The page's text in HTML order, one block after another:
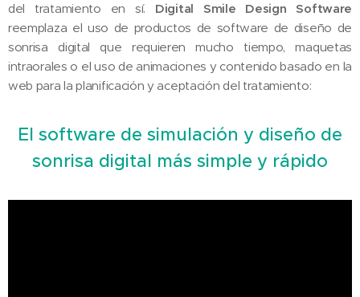
del tratamiento en sí. Digital Smile Design Software
reemplaza el uso de productos de software de diseño de
sonrisa digital que requieren mucho tiempo, maquetas
intraorales o el uso de animaciones y contenido basado en la
web para la planificación y aceptación del tratamiento:
El software de simulación y diseño de
sonrisa digital más simple y rápido